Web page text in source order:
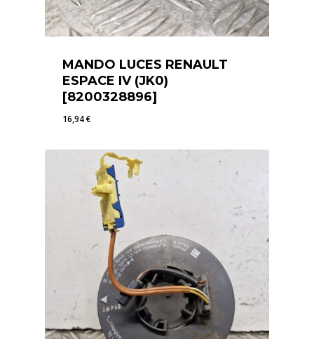
MANDO LUCES RENAULT
ESPACE IV (JK0)
[8200328896]
16,94€